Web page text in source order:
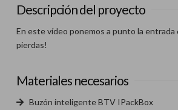
Descripción del proyecto
En este vídeo ponemos a punto la entrada
pierdas!
Materiales necesarios
Buzón inteligente BTV IPackBox